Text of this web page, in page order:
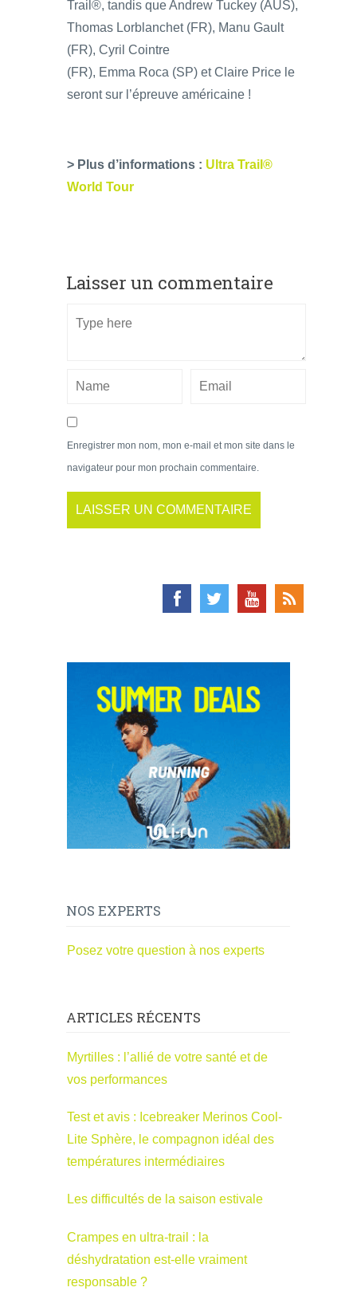
Trail®, tandis que Andrew Tuckey (AUS),
Thomas Lorblanchet (FR), Manu Gault
(FR), Cyril Cointre
(FR), Emma Roca (SP) et Claire Price le
seront sur l’épreuve américaine !
> Plus d’informations : Ultra Trail®
World Tour
Laisser un commentaire
Enregistrer mon nom, mon e-mail et mon site dans le
navigateur pour mon prochain commentaire.
NOS EXPERTS
Posez votre question à nos experts
ARTICLES RÉCENTS
Myrtilles : l’allié de votre santé et de
vos performances
Test et avis : Icebreaker Merinos Cool-
Lite Sphère, le compagnon idéal des
températures intermédiaires
Les difficultés de la saison estivale
Crampes en ultra-trail : la
déshydratation est-elle vraiment
responsable ?